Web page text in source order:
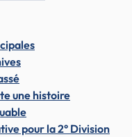
une histoire
pour la 2° Division